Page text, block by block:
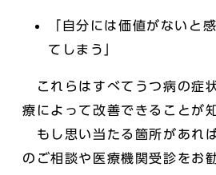
「自分には価値がないと
てしまう」
これらはすべてうつ病の症
療によって改善できることが
もし思い当たる箇所があれ
のご相談や医療機関受診をお